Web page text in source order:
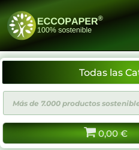
Ir
contenido
de
productos
0,00 €